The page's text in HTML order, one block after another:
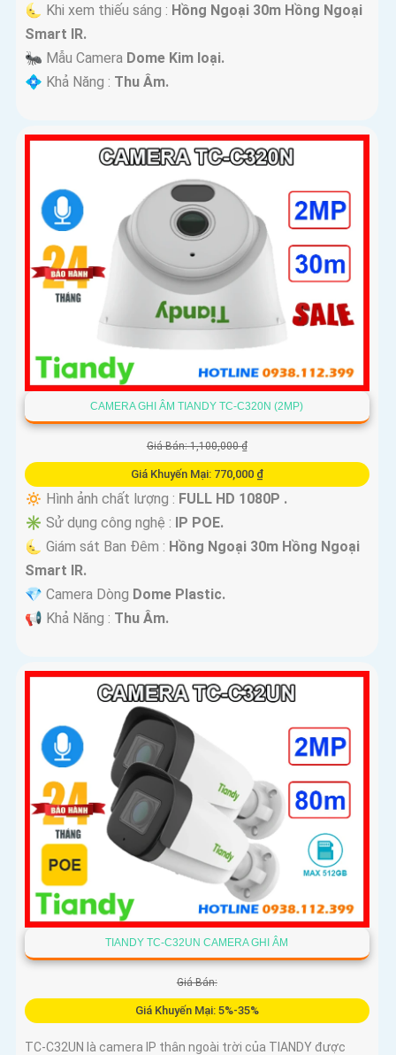
🌜 Khi xem thiếu sáng : Hồng Ngoại 30m Hồng Ngoại
Smart IR.
🐜 Mẫu Camera Dome Kim loại.
️💠 Khả Năng : Thu Âm.
CAMERA GHI ÂM TIANDY TC-C320N (2MP)
Giá Bán: 1,100,000 ₫
Giá Khuyến Mại: 770,000 ₫
🔅 Hình ảnh chất lượng : FULL HD 1080P .
✳️ Sử dụng công nghệ : IP POE.
🌜 Giám sát Ban Đêm : Hồng Ngoại 30m Hồng Ngoại
Smart IR.
💎 Camera Dòng Dome Plastic.
️📢 Khả Năng : Thu Âm.
TIANDY TC-C32UN CAMERA GHI ÂM
Giá Bán:
Giá Khuyến Mại: 5%-35%
TC-C32UN là camera IP thân ngoài trời của TIANDY được